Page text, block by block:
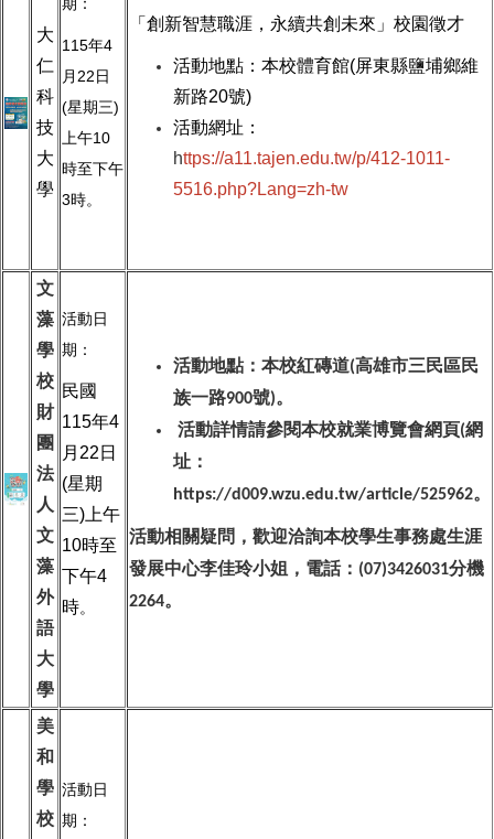
大
仁
科
技
大
學
115年4
月 22日
(星期三)
上午10
時至下午
3時。
「創新智慧職涯，永續共創未來」校園徵才
活動地點：本校體育館(屏東縣鹽埔鄉維
新路20號)
活動網址：
https://a11.tajen.edu.tw/p/412-1011-
5516.php?Lang=zh-tw
文
藻
學
校
財
團
法
人
文
藻
外
語
大
學
活動日
期：
民國
115年4
月 22 日
(星期
三) 上午
10時至
下午4
時。
活動地點：本校紅磚道(高雄市三民區民
族一路900號)。
活動詳情請參閱本校就業博覽會網頁(網
址：
https://d009.wzu.edu.tw/article/525962。
活動相關疑問，歡迎洽詢本校學生事務處生涯
發展中心李佳玲小姐，電話： (07)3426031分機
2264。
美
和
學
校
活動日
期：